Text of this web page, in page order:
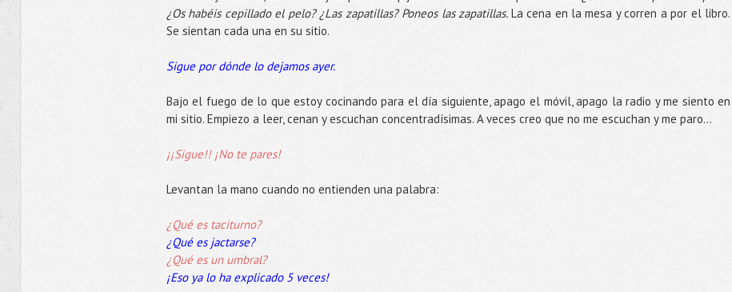
¿Os habéis cepillado el pelo? ¿Las zapatillas? Poneos las zapatillas. La cena en la mesa y corren a por el libro.
Se sientan cada una en su sitio.
Sigue por dónde lo dejamos ayer.
Bajo el fuego de lo que estoy cocinando para el día siguiente, apago el móvil, apago la radio y me siento en
mi sitio. Empiezo a leer, cenan y escuchan concentradísimas. A veces creo que no me escuchan y me paro...
¡¡Sigue!! ¡No te pares!
Levantan la mano cuando no entienden una palabra:
¿Qué es taciturno?
¿Qué es jactarse?
¿Qué es un umbral?
¡Eso ya lo ha explicado 5 veces!